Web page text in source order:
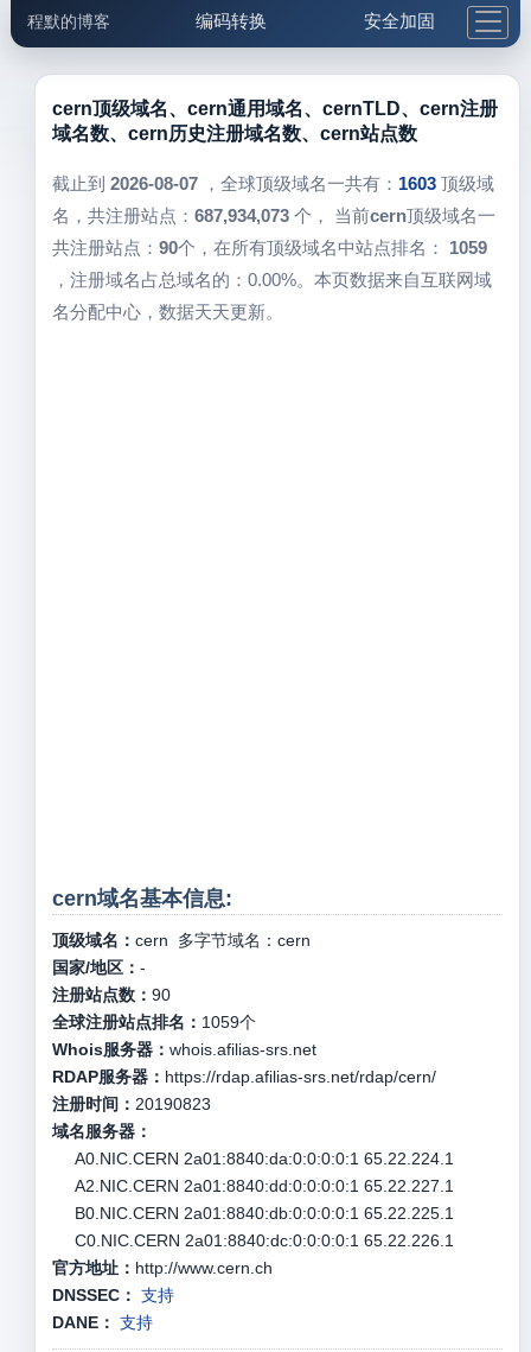
程默的博客 编码转换 安全加固
邮件工具 生活便民 更多工具
5.1支付宝大红包
cern顶级域名、cern通用域名、cernTLD、cern注册
域名数、cern历史注册域名数、cern站点数
截止到 2026-08-07，全球顶级域名一共有： 1603 顶级域
名，共注册站点： 687,934,073 个， 当前cern顶级域名一
共注册站点： 90个，在所有顶级域名中站点排名： 1059
，注册域名占总域名的：0.00%。本页数据来自互联网域
名分配中心，数据天天更新。
cern域名基本信息:
顶级域名： cern 多字节域名： cern
国家/地区： -
注册站点数： 90
全球注册站点排名： 1059个
Whois服务器： whois.afilias-srs.net
RDAP服务器： https://rdap.afilias-srs.net/rdap/cern/
注册时间： 20190823
域名服务器：
A0.NIC.CERN 2a01:8840:da:0:0:0:0:1 65.22.224.1
A2.NIC.CERN 2a01:8840:dd:0:0:0:0:1 65.22.227.1
B0.NIC.CERN 2a01:8840:db:0:0:0:0:1 65.22.225.1
C0.NIC.CERN 2a01:8840:dc:0:0:0:0:1 65.22.226.1
官方地址： http://www.cern.ch
DNSSEC： 支持
DANE： 支持